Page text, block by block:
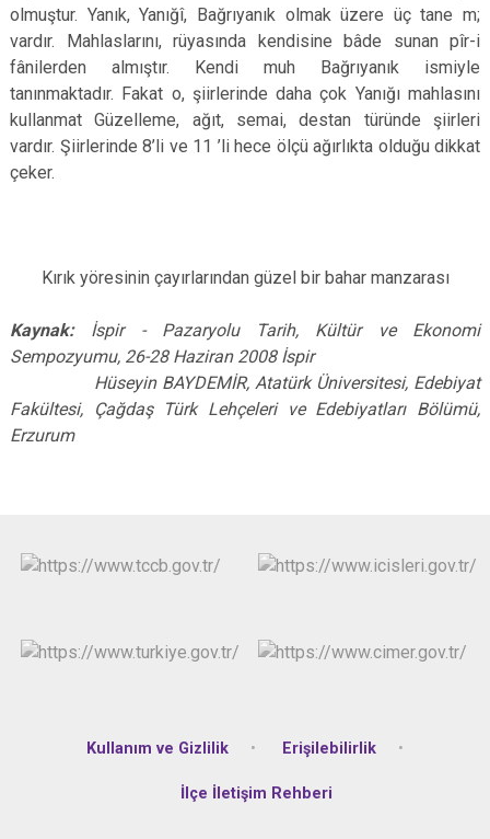
olmuştur. Yanık, Yanığî, Bağrıyanık olmak üzere üç tane m;
vardır. Mahlaslarını, rüyasında kendisine bâde sunan pîr-i
fânilerden almıştır. Kendi muh Bağrıyanık ismiyle
tanınmaktadır. Fakat o, şiirlerinde daha çok Yanığı mahlasını
kullanmat Güzelleme, ağıt, semai, destan türünde şiirleri
vardır. Şiirlerinde 8’li ve 11 ’li hece ölçü ağırlıkta olduğu dikkat
çeker.
Kırık yöresinin çayırlarından güzel bir bahar manzarası
Kaynak:İspir - Pazaryolu Tarih, Kültür ve Ekonomi
Sempozyumu, 26-28 Haziran 2008 İspir
Hüseyin BAYDEMİR, Atatürk Üniversitesi, Edebiyat
Fakültesi, Çağdaş Türk Lehçeleri ve Edebiyatları Bölümü,
Erzurum
Kullanım ve Gizlilik Erişilebilirlik
İlçe İletişim Rehberi